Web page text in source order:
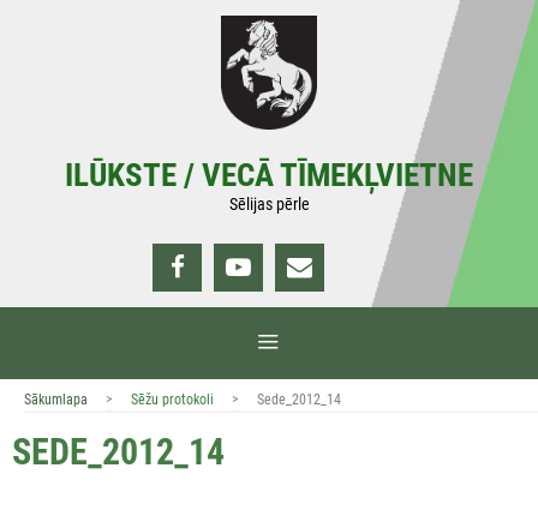
ILŪKSTE / VECĀ TĪMEKĻVIETNE
Sēlijas pērle
Sākumlapa > Sēžu protokoli > Sede_2012_14
SEDE_2012_14